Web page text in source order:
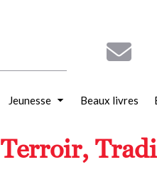
Jeunesse Beaux livres
Terroir,